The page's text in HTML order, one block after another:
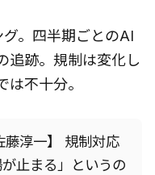
。四半期ごとのAI
追跡。規制は変化し
不十分。
藤淳一】 規制対応
止まる」というの